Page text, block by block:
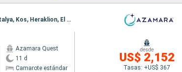
Itinerario : El Pireo Atenas, Paros, Mykonos, Rodas, Limassol, Alanya, Antalya, Kos, Heraklion, El Pireo Atenas
Azamara Quest
11 d
Camarote estándar
desde
US$ 2,152
Tasas: +US$ 367